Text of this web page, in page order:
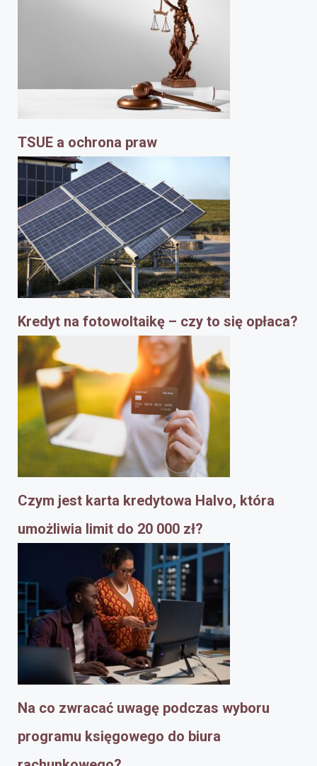
TSUE a ochrona praw
Kredyt na fotowoltaikę – czy to się opłaca?
Czym jest karta kredytowa Halvo, która
umożliwia limit do 20 000 zł?
Na co zwracać uwagę podczas wyboru
programu księgowego do biura